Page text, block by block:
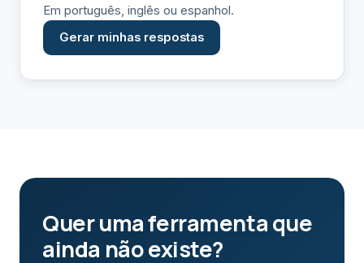
Em português, inglês ou espanhol.
Gerar minhas respostas
Quer uma ferramenta que
ainda não existe?